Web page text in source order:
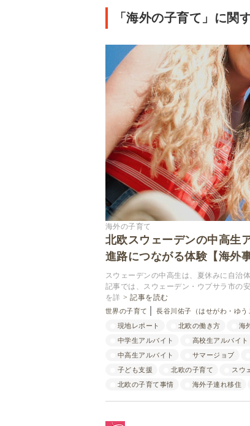
「海外の子育て」に関
海外の子育て
北欧スウェーデンの中高生
進路につながる体験【海外事
スウェーデンの中高生は、夏休みに自治
記事では、スウェーデン・ウプサラ市の
を詳
記事を読む
世界の子育て
長谷川佑子（はせがわ・ゆう
現地レポート
北欧の働き方 海
中学生アルバイト
高校生アルバイト
中高生アルバイト
サマージョブ
子ども支援
北欧の子育て スウ
北欧の子育て事情
海外子連れ移住